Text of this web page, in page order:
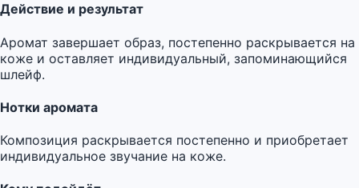
Действие и результат
Аромат завершает образ, постепенно раскрывается на
коже и оставляет индивидуальный, запоминающийся
шлейф.
Нотки аромата
Композиция раскрывается постепенно и приобретает
индивидуальное звучание на коже.